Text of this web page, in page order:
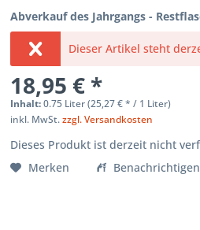
Abverkauf des Jahrgangs -
Dieser Artikel steht
18,95 € *
Inhalt:0.75 Liter (25,27 €* / 1 Liter)
inkl. MwSt.zzgl. Versandkosten
Dieses Produkt ist derzeit nicht
Merken
Benachrichtigen